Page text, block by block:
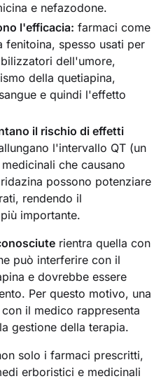
e nefazodone.
l'efficacia: farmaci come
fenitoina, spesso usati per
dell'umore,
della quetiapina,
e quindi l'effetto
il rischio di effetti
l'intervallo QT (un
che causano
possono potenziare
rendendo il
importante.
rientra quella con
può interferire con il
e dovrebbe essere
Per questo motivo, una
il medico rappresenta
gestione della terapia.
solo i farmaci prescritti,
erboristici e medicinali